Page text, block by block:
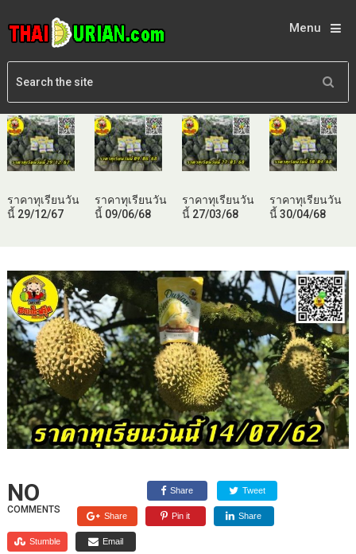
Menu
ราคาทุเรียนวัน
นี้ 29/12/67
ราคาทุเรียนวัน
นี้ 09/06/68
ราคาทุเรียนวัน
นี้ 27/03/68
ราคาทุเรียนวัน
นี้ 30/04/68
NO
COMMENTS
Share Tweet
Share Pin it Share
Stumble Email